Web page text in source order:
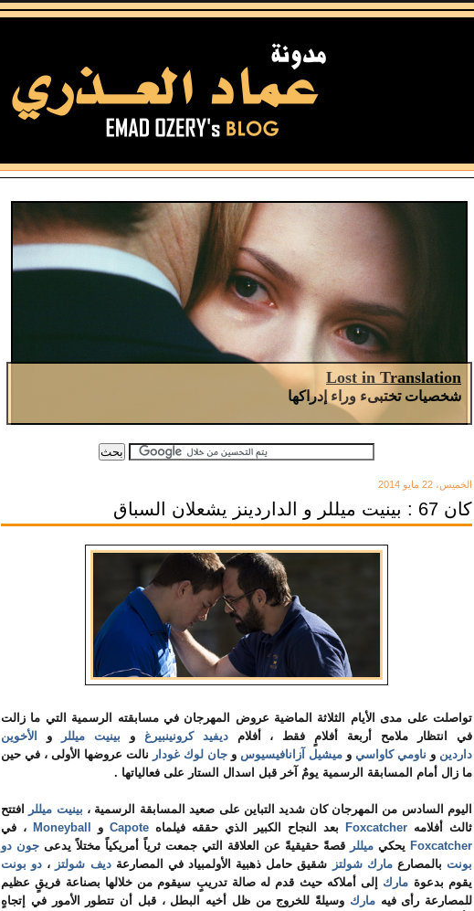
Lost in Translation
شخصيات تختبىء وراء إدراكها
الخميس، 22 مايو 2014
كان 67 : بينيت ميللر و الداردينز يشعلان السباق
تواصلت على مدى الأيام الثلاثة الماضية عروض المهرجان في مسابقته الرسمية التي ما زالت
في انتظار ملامح أربعة أفلامٍ فقط ، أفلامديفيد كرونينبيرغو بينيت ميللر و
الأخوين
داردين و ناومي كاواسي و ميشيل آزانافيسيوس و جان لوك غودار نالت عروضها الأولى ، في حين
ما زال أمام المسابقة الرسمية يومٌ آخر قبل اسدال الستار على فعالياتها .
اليوم السادس من المهرجان كان شديد التباين على صعيد المسابقة الرسمية ، بينيت ميللر
افتتح
ثالث أفلامه Foxcatcher بعد النجاح الكبير الذي حققه فيلماه Capote و Moneyball ، في
Foxcatcher يحكي ميللر قصةً حقيقيةً عن العلاقة التي جمعت ثرياً أمريكياً مختلاً يدعى جون دو
بونتبالمصارعمارك شولتز شقيق حامل ذهبية الأولمبياد في المصارعةديف شولتز ، دو بونت
يقوم بدعوة مارك إلى أملاكه حيث قدم له صالة تدريبٍ سيقوم من خلالها بصناعة فريقٍ عظيم
للمصارعة رأى فيهمارك وسيلةً للخروج من ظل أخيه البطل ، قبل أن تتطور الأمور في إتجاهٍ